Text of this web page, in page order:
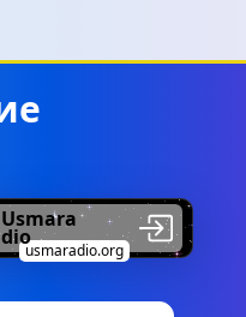
Usmara
dio
usmaradio.org